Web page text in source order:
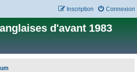
Connexion
Inscription
d'avant 1983